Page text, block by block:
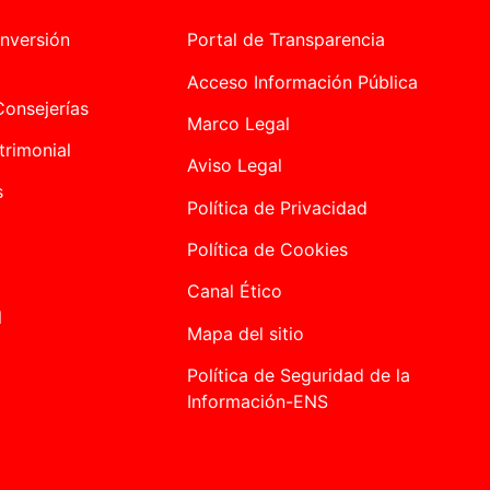
Portal de Transparencia
Acceso Información Pública
Marco Legal
Aviso Legal
Política de Privacidad
Política de Cookies
Canal Ético
Mapa del sitio
Política de Seguridad de la
Información-ENS